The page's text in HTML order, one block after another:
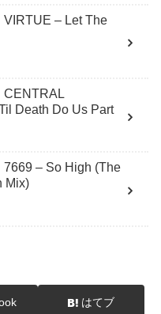
VIRTUE – Let The
CENTRAL
Death Do Us Part
7669 – So High (The
Mix)
はてブ